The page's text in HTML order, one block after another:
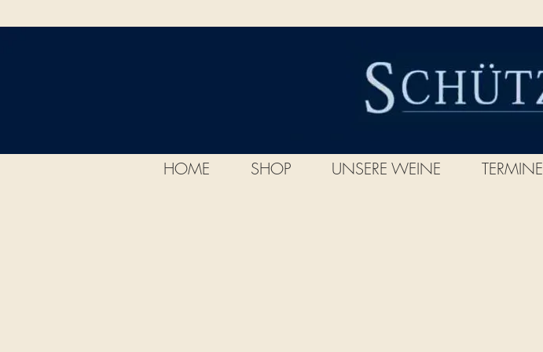
Classic Title
HOME SHOP UNSERE WEINE TERMINE